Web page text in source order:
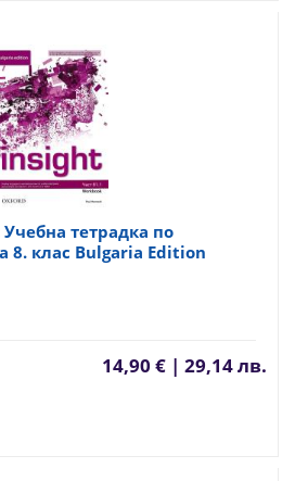
тетрадка по
8. клас Bulgaria Edition
14,90 € | 29,14 лв.